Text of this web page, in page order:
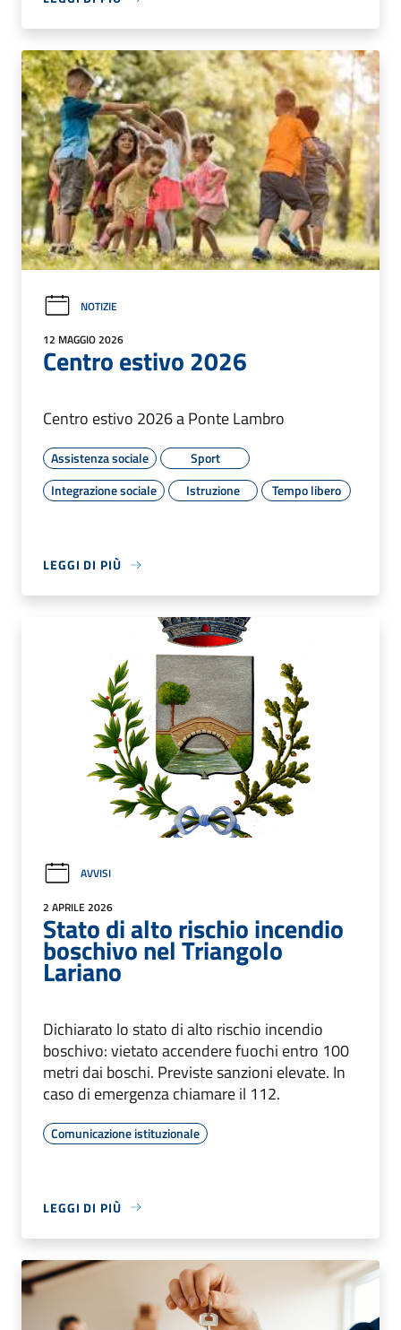
NOTIZIE
12 MAGGIO 2026
Centro estivo 2026
Centro estivo 2026 a Ponte Lambro
Assistenza sociale
Sport
Integrazione sociale
Istruzione Tempo libero
LEGGI DI PIÙ
AVVISI
2 APRILE 2026
Stato di alto rischio incendio
boschivo nel Triangolo
Lariano
Dichiarato lo stato di alto rischio incendio
boschivo: vietato accendere fuochi entro 100
metri dai boschi. Previste sanzioni elevate. In
caso di emergenza chiamare il 112.
Comunicazione istituzionale
LEGGI DI PIÙ